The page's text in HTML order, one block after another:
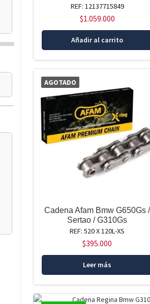
REF: 12137715849
$1.059.000
Añadir al carrito
AGOTADO
Cadena Afam Bmw G650Gs /
Sertao / G310Gs
REF: 520 X 120L-XS
$395.000
Leer más